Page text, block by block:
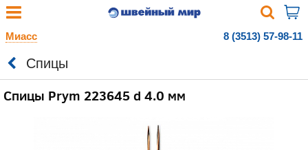
Миасс 8 (3513) 57-98-11
Спицы
Спицы Prym 223645 d 4.0 мм